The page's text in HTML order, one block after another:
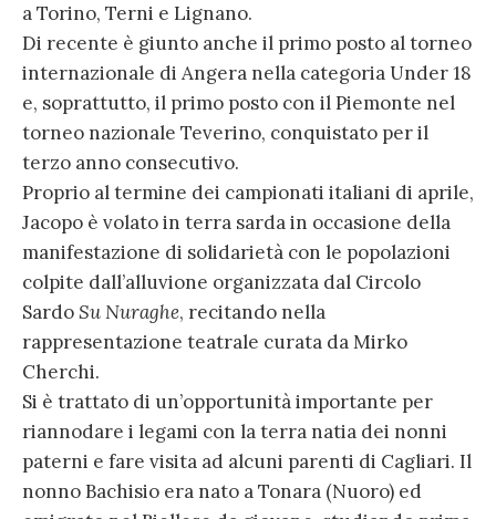
a Torino, Terni e Lignano.
Di recente è giunto anche il primo posto al torneo
internazionale di Angera nella categoria Under 18
e, soprattutto, il primo posto con il Piemonte nel
torneo nazionale Teverino, conquistato per il
terzo anno consecutivo.
Proprio al termine dei campionati italiani di aprile,
Jacopo è volato in terra sarda in occasione della
manifestazione di solidarietà con le popolazioni
colpite dall’alluvione organizzata dal Circolo
SardoSu Nuraghe, recitando nella
rappresentazione teatrale curata da Mirko
Cherchi.
Si è trattato di un’opportunità importante per
riannodare i legami con la terra natia dei nonni
paterni e fare visita ad alcuni parenti di Cagliari. Il
nonno Bachisio era nato a Tonara (Nuoro) ed